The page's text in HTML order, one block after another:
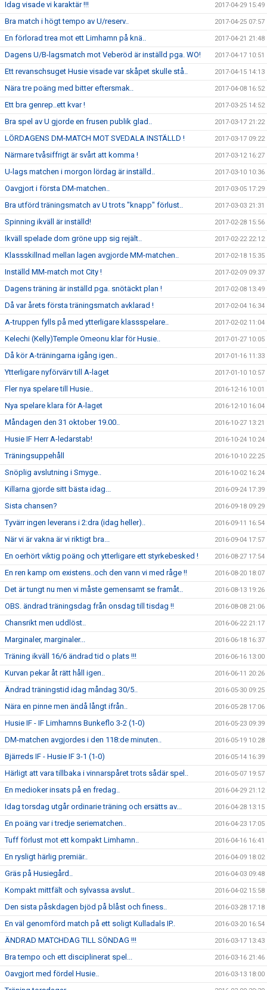
Idag visade vi karaktär !!! 2017-04-29 15:49
Bra match i högt tempo av U/reserv.. 2017-04-25 07:57
En förlorad trea mot ett Limhamn på knä.. 2017-04-21 21:48
Dagens U/B-lagsmatch mot Veberöd är inställd pga. WO! 2017-04-17 10:51
Ett revanschsuget Husie visade var skåpet skulle stå.. 2017-04-15 14:13
Nära tre poäng med bitter eftersmak.. 2017-04-08 16:52
Ett bra genrep..ett kvar ! 2017-03-25 14:52
Bra spel av U gjorde en frusen publik glad.. 2017-03-17 21:22
LÖRDAGENS DM-MATCH MOT SVEDALA INSTÄLLD ! 2017-03-17 09:22
Närmare tvåsiffrigt är svårt att komma ! 2017-03-12 16:27
U-lags matchen i morgon lördag är inställd.. 2017-03-10 10:36
Oavgjort i första DM-matchen.. 2017-03-05 17:29
Bra utförd träningsmatch av U trots "knapp" förlust.. 2017-03-03 21:31
Spinning ikväll är inställd! 2017-02-28 15:56
Ikväll spelade dom gröne upp sig rejält.. 2017-02-22 22:12
Klassskillnad mellan lagen avgjorde MM-matchen.. 2017-02-18 15:35
Inställd MM-match mot City ! 2017-02-09 09:37
Dagens träning är inställd pga. snötäckt plan ! 2017-02-08 13:49
Då var årets första träningsmatch avklarad ! 2017-02-04 16:34
A-truppen fylls på med ytterligare klassspelare.. 2017-02-02 11:04
Kelechi (Kelly)Temple Omeonu klar för Husie.. 2017-01-27 10:05
Då kör A-träningarna igång igen.. 2017-01-16 11:33
Ytterligare nyförvärv till A-laget 2017-01-10 10:57
Fler nya spelare till Husie.. 2016-12-16 10:01
Nya spelare klara för A-laget 2016-12-10 16:04
Måndagen den 31 oktober 19.00.. 2016-10-27 13:21
Husie IF Herr A-ledarstab! 2016-10-24 10:24
Träningsuppehåll 2016-10-10 22:25
Snöplig avslutning i Smyge.. 2016-10-02 16:24
Killarna gjorde sitt bästa idag... 2016-09-24 17:39
Sista chansen? 2016-09-18 09:29
Tyvärr ingen leverans i 2:dra (idag heller).. 2016-09-11 16:54
När vi är vakna är vi riktigt bra... 2016-09-04 17:57
En oerhört viktig poäng och ytterligare ett styrkebesked ! 2016-08-27 17:54
En ren kamp om existens..och den vann vi med råge !! 2016-08-20 18:07
Det är tungt nu men vi måste gemensamt se framåt.. 2016-08-13 19:26
OBS. ändrad träningsdag från onsdag till tisdag !! 2016-08-08 21:06
Chansrikt men uddlöst.. 2016-06-22 21:17
Marginaler, marginaler... 2016-06-18 16:37
Träning ikväll 16/6 ändrad tid o plats !!! 2016-06-16 13:00
Kurvan pekar åt rätt håll igen.. 2016-06-11 20:26
Ändrad träningstid idag måndag 30/5.. 2016-05-30 09:25
Nära en pinne men ändå långt ifrån.. 2016-05-28 17:06
Husie IF - IF Limhamns Bunkeflo 3-2 (1-0) 2016-05-23 09:39
DM-matchen avgjordes i den 118:de minuten.. 2016-05-19 10:28
Bjärreds IF - Husie IF 3-1 (1-0) 2016-05-14 16:39
Härligt att vara tillbaka i vinnarspåret trots sådär spel.. 2016-05-07 19:57
En medioker insats på en fredag.. 2016-04-29 21:12
Idag torsdag utgår ordinarie träning och ersätts av... 2016-04-28 13:15
En poäng var i tredje seriematchen.. 2016-04-23 17:05
Tuff förlust mot ett kompakt Limhamn.. 2016-04-16 16:41
En rysligt härlig premiär.. 2016-04-09 18:02
Gräs på Husiegård.. 2016-04-03 09:48
Kompakt mittfält och sylvassa avslut.. 2016-04-02 15:58
Den sista påskdagen bjöd på blåst och finess.. 2016-03-28 17:18
En väl genomförd match på ett soligt Kulladals IP.. 2016-03-20 16:54
ÄNDRAD MATCHDAG TILL SÖNDAG !!! 2016-03-17 13:43
Bra tempo och ett disciplinerat spel... 2016-03-16 21:46
Oavgjort med fördel Husie.. 2016-03-13 18:00